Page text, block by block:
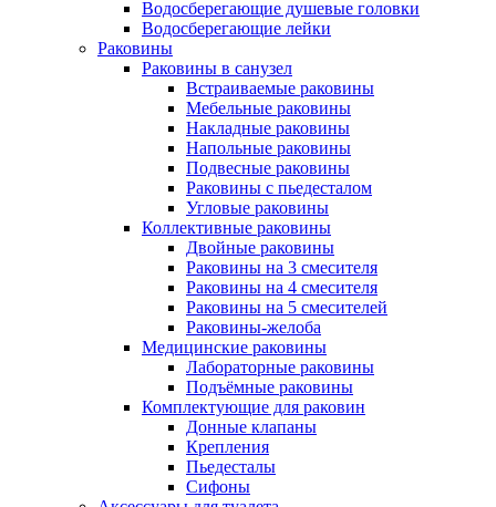
Водосберегающие душевые головки
Водосберегающие лейки
Раковины
Раковины в санузел
Встраиваемые раковины
Мебельные раковины
Накладные раковины
Напольные раковины
Подвесные раковины
Раковины с пьедесталом
Угловые раковины
Коллективные раковины
Двойные раковины
Раковины на 3 смесителя
Раковины на 4 смесителя
Раковины на 5 смесителей
Раковины-желоба
Медицинские раковины
Лабораторные раковины
Подъёмные раковины
Комплектующие для раковин
Донные клапаны
Крепления
Пьедесталы
Сифоны